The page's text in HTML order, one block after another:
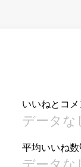
いいねとコ
データな
平均いいね数
データな